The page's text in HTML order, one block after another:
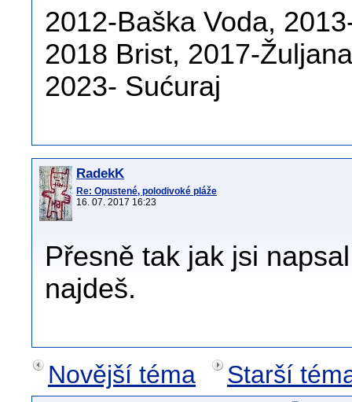
2012-Baška Voda,
2018 Brist, 2017-
2023- Sućuraj
RadekK
Re: Opustené, polodivoké pláže
16. 07. 2017 16:23
Přesně tak jak jsi
najdeš.
Novější téma
Starší